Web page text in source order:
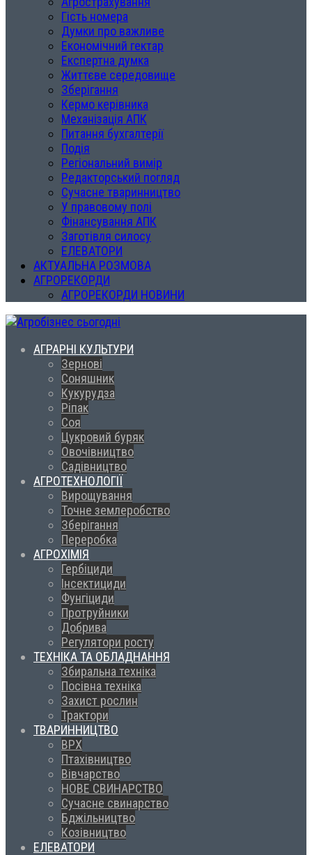
Гість номера
Думки про важливе
Економічний гектар
Експертна думка
Життєве середовище
Зберігання
Кермо керівника
Механізація АПК
Питання бухгалтерії
Подія
Регіональний вимір
Редакторський погляд
Сучасне тваринництво
У правовому полі
Фінансування АПК
Заготівля силосу
ЕЛЕВАТОРИ
АКТУАЛЬНА РОЗМОВА
АГРОРЕКОРДИ
АГРОРЕКОРДИ НОВИНИ
АГРАРНІ КУЛЬТУРИ
Зернові
Соняшник
Кукурудза
Ріпак
Соя
Цукровий буряк
Овочівництво
Садівництво
АГРОТЕХНОЛОГІЇ
Вирощування
Точне землеробство
Зберігання
Переробка
АГРОХІМІЯ
Гербіциди
Інсектициди
Фунгіциди
Протруйники
Добрива
Регулятори росту
ТЕХНІКА ТА ОБЛАДНАННЯ
Збиральна техніка
Посівна техніка
Захист рослин
Трактори
ТВАРИННИЦТВО
ВРХ
Птахівництво
Вівчарство
НОВЕ СВИНАРСТВО
Сучасне свинарство
Бджільництво
Козівництво
ЕЛЕВАТОРИ